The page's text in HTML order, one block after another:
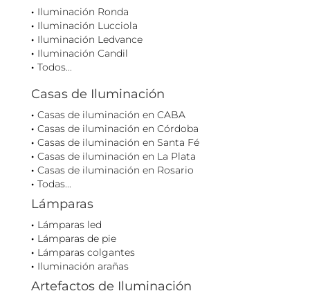
Iluminación Ronda
Iluminación Lucciola
Iluminación Ledvance
Iluminación Candil
Todos...
Casas de Iluminación
Casas de iluminación en CABA
Casas de iluminación en Córdoba
Casas de iluminación en Santa Fé
Casas de iluminación en La Plata
Casas de iluminación en Rosario
Todas...
Lámparas
Lámparas led
Lámparas de pie
Lámparas colgantes
Iluminación arañas
Artefactos de Iluminación